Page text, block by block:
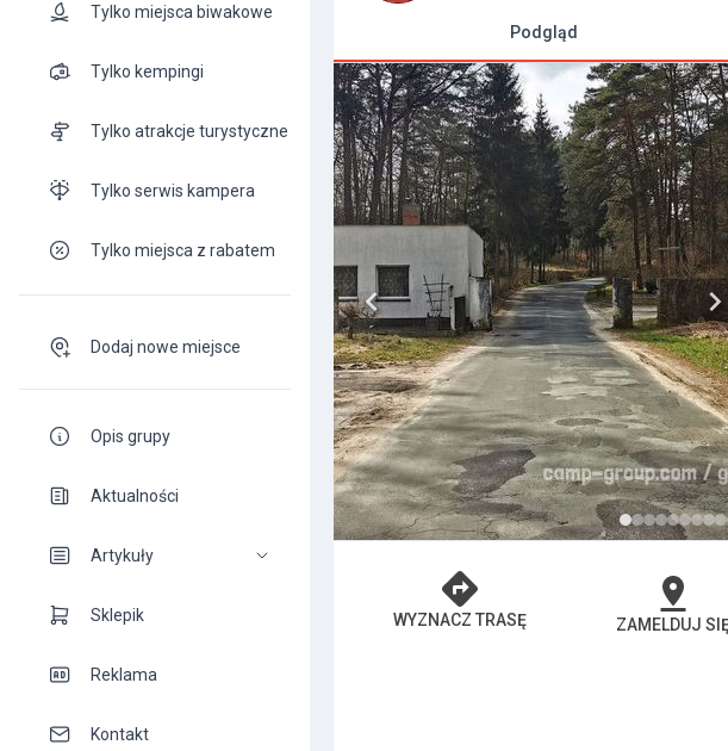
Tylko miejsca biwakowe
Tylko kempingi
Tylko atrakcje turystyczne
Tylko serwis kampera
Tylko miejsca z rabatem
Dodaj nowe miejsce
Opis grupy
Aktualności
Artykuły
Sklepik
Reklama
Kontakt
Podgląd
WYZNACZ TRASĘ ZAMELDUJ